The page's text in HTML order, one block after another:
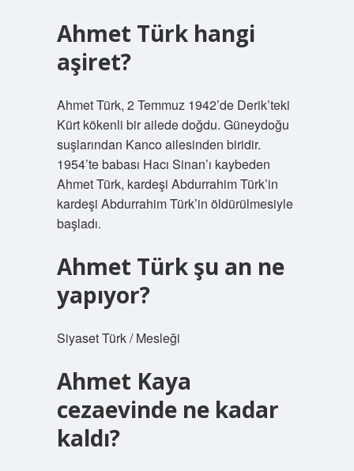
Ahmet Türk hangi
aşiret?
Ahmet Türk, 2 Temmuz 1942’de Derik’teki
Kürt kökenli bir ailede doğdu. Güneydoğu
suşlarından Kanco ailesinden biridir.
1954’te babası Hacı Sinan’ı kaybeden
Ahmet Türk, kardeşi Abdurrahim Türk’in
kardeşi Abdurrahim Türk’in öldürülmesiyle
başladı.
Ahmet Türk şu an ne
yapıyor?
Siyaset Türk / Mesleği
Ahmet Kaya
cezaevinde ne kadar
kaldı?